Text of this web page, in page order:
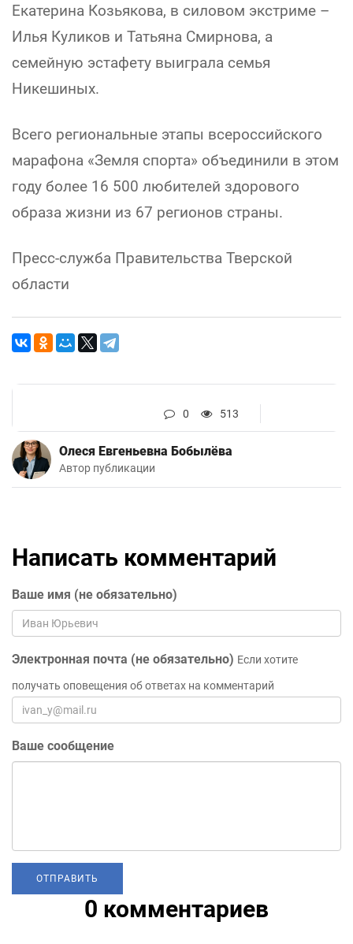
Екатерина Козьякова, в силовом экстриме –
Илья Куликов и Татьяна Смирнова, а
семейную эстафету выиграла семья
Никешиных.
Всего региональные этапы всероссийского
марафона «Земля спорта» объединили в этом
году более 16 500 любителей здорового
образа жизни из 67 регионов страны.
Пресс-служба Правительства Тверской
области
0 513
Олеся Евгеньевна Бобылёва
Автор публикации
Написать комментарий
Ваше имя (не обязательно)
Электронная почта (не обязательно) Если хотите
получать оповещения об ответах на комментарий
Ваше сообщение
0 комментариев